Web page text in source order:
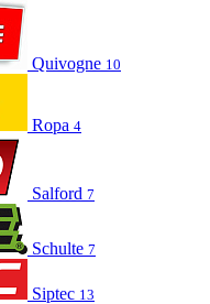
Quivogne 10
Ropa 4
Salford 7
Schulte 7
Siptec 13